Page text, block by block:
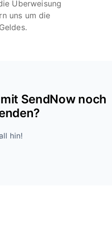
Überweisung
uns um die
SendNow noch
hin!